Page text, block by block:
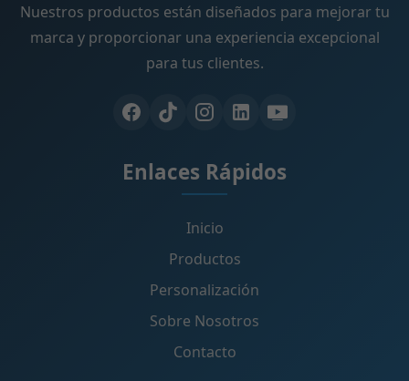
Nuestros productos están diseñados para mejorar tu
marca y proporcionar una experiencia excepcional
para tus clientes.
Enlaces Rápidos
Inicio
Productos
Personalización
Sobre Nosotros
Contacto